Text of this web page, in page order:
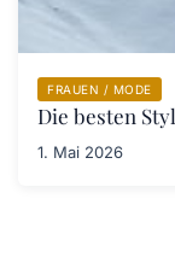
FRAUEN / MODE
Die besten
1. Mai 2026